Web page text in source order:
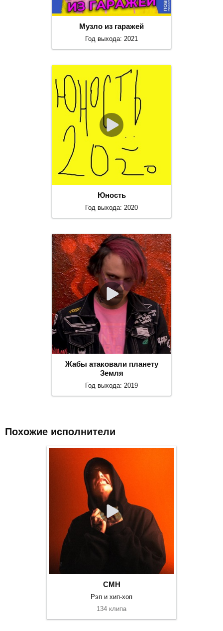
Музло из гаражей
Год выхода: 2021
Юность
Год выхода: 2020
Жабы атаковали планету
Земля
Год выхода: 2019
Похожие исполнители
CMH
Рэп и хип-хоп
134 клипа